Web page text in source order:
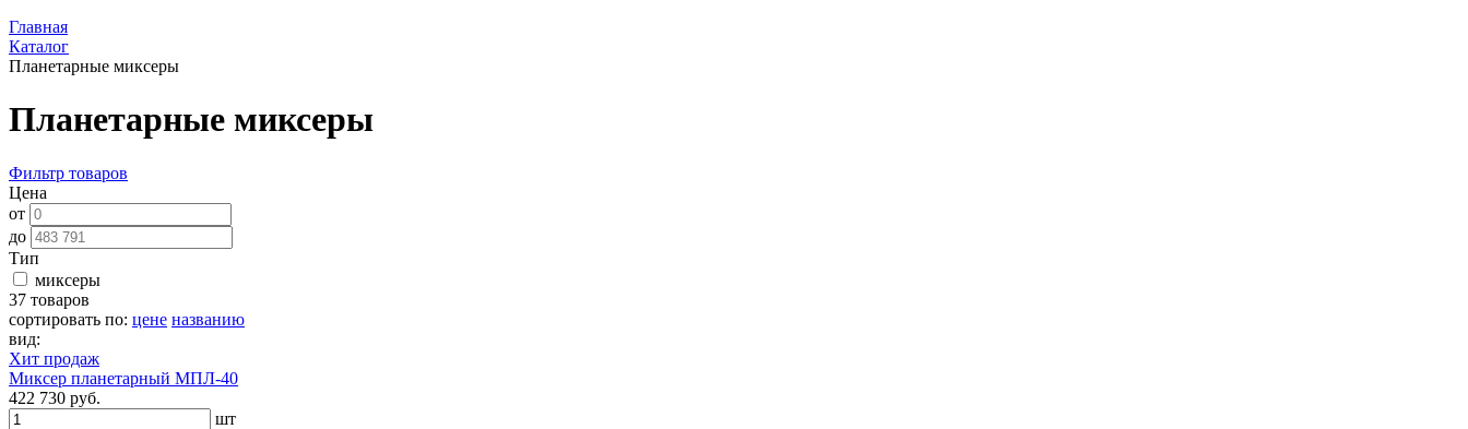
Главная
Каталог
Планетарные миксеры
Планетарные миксеры
Фильтр товаров
Цена
от
до
Тип
миксеры
37 товаров
сортировать по: цене названию
вид:
Хит продаж
Миксер планетарный МПЛ-40
422 730 руб.
шт